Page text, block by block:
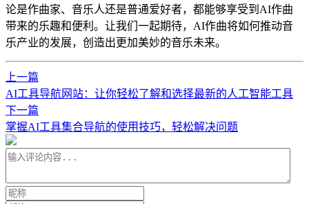
论是作曲家、音乐人还是普通爱好者，都能够享受到AI作曲
带来的乐趣和便利。让我们一起期待，AI作曲将如何推动音
乐产业的发展，创造出更加美妙的音乐未来。
上一篇
AI工具导航网站：让你轻松了解和选择最新的人工智能工具
下一篇
掌握AI工具集合导航的使用技巧，轻松解决问题